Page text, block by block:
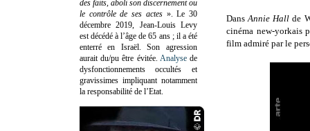
DansAnnie Hall de
cinéma new-yorkais
film admiré par le
des faits, aboli son discernement ou
le contrôle de ses actes». Le 30
décembre 2019, Jean-Louis Levy
est décédé à l’âge de 65 ans ; il a été
enterré en Israël. Son agression
aurait du/pu être évitée. Analysede
dysfonctionnements occultés et
gravissimes impliquant notamment
la responsabilité de l’Etat.